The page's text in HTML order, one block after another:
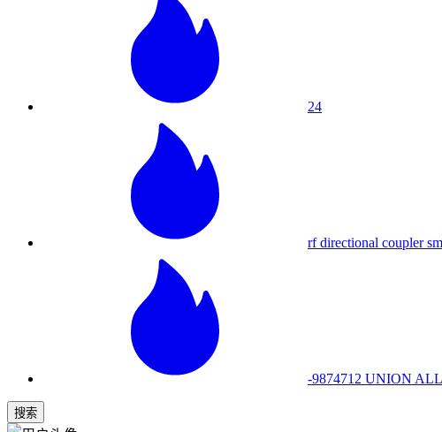
24
rf directional coupler
-9874712 UNION
搜索